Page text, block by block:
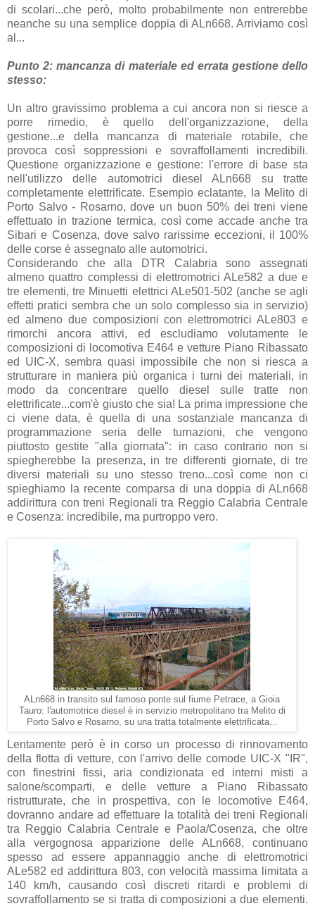
di scolari...che però, molto probabilmente non entrerebbe
neanche su una semplice doppia di ALn668. Arriviamo così
al...
Punto 2: mancanza di materiale ed errata gestione dello
stesso:
Un altro gravissimo problema a cui ancora non si riesce a
porre rimedio, è quello dell'organizzazione, della
gestione...e della mancanza di materiale rotabile, che
provoca così soppressioni e sovraffollamenti incredibili.
Questione organizzazione e gestione: l'errore di base sta
nell'utilizzo delle automotrici diesel ALn668 su tratte
completamente elettrificate. Esempio eclatante, la Melito di
Porto Salvo - Rosarno, dove un buon 50% dei treni viene
effettuato in trazione termica, così come accade anche tra
Sibari e Cosenza, dove salvo rarissime eccezioni, il 100%
delle corse è assegnato alle automotrici.
Considerando che alla DTR Calabria sono assegnati
almeno quattro complessi di elettromotrici ALe582 a due e
tre elementi, tre Minuetti elettrici ALe501-502 (anche se agli
effetti pratici sembra che un solo complesso sia in servizio)
ed almeno due composizioni con elettromotrici ALe803 e
rimorchi ancora attivi, ed escludiamo volutamente le
composizioni di locomotiva E464 e vetture Piano Ribassato
ed UIC-X, sembra quasi impossibile che non si riesca a
strutturare in maniera più organica i turni dei materiali, in
modo da concentrare quello diesel sulle tratte non
elettrificate...com'è giusto che sia! La prima impressione che
ci viene data, è quella di una sostanziale mancanza di
programmazione seria delle turnazioni, che vengono
piuttosto gestite "alla giornata": in caso contrario non si
spiegherebbe la presenza, in tre differenti giornate, di tre
diversi materiali su uno stesso treno...così come non ci
spieghiamo la recente comparsa di una doppia di ALn668
addirittura con treni Regionali tra Reggio Calabria Centrale
e Cosenza: incredibile, ma purtroppo vero.
ALn668 in transito sul famoso ponte sul fiume Petrace, a Gioia
Tauro: l'automotrice diesel è in servizio metropolitano tra Melito di
Porto Salvo e Rosarno, su una tratta totalmente elettrificata...
Lentamente però è in corso un processo di rinnovamento
della flotta di vetture, con l'arrivo delle comode UIC-X "IR",
con finestrini fissi, aria condizionata ed interni misti a
salone/scomparti, e delle vetture a Piano Ribassato
ristrutturate, che in prospettiva, con le locomotive E464,
dovranno andare ad effettuare la totalità dei treni Regionali
tra Reggio Calabria Centrale e Paola/Cosenza, che oltre
alla vergognosa apparizione delle ALn668, continuano
spesso ad essere appannaggio anche di elettromotrici
ALe582 ed addirittura 803, con velocità massima limitata a
140 km/h, causando così discreti ritardi e problemi di
sovraffollamento se si tratta di composizioni a due elementi.